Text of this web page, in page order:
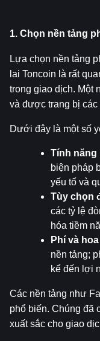
1. Chọn nền tảng
Lựa chọn nền tảng
lai Toncoin là rất
trong giao dịch. Một
và được trang bị các
Dưới đây là một số
Tính năng
biện pháp
yếu tố và
Tùy chọn
các tỷ lệ
hóa tiềm
Phí và
nền tảng;
kể đến lợi
Các nền tảng như
phổ biến. Chúng đã
xuất sắc cho giao